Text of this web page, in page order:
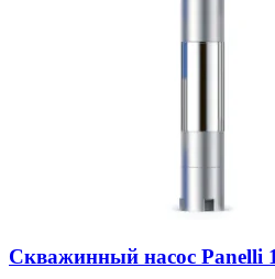
Скважинный насос Panelli